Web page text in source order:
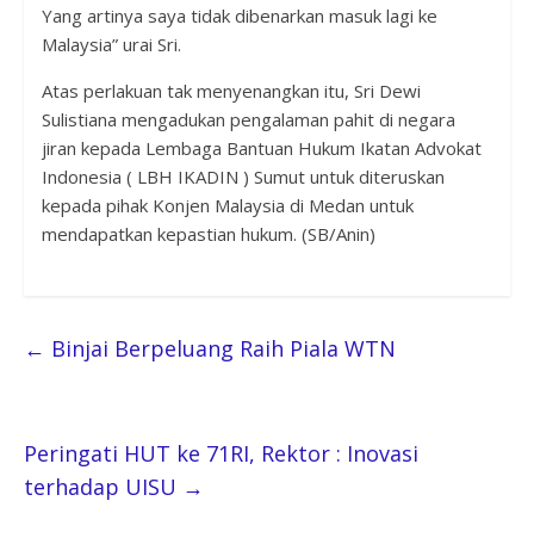
Yang artinya saya tidak dibenarkan masuk lagi ke
Malaysia” urai Sri.
Atas perlakuan tak menyenangkan itu, Sri Dewi
Sulistiana mengadukan pengalaman pahit di negara
jiran kepada Lembaga Bantuan Hukum Ikatan Advokat
Indonesia ( LBH IKADIN ) Sumut untuk diteruskan
kepada pihak Konjen Malaysia di Medan untuk
mendapatkan kepastian hukum. (SB/Anin)
← Binjai Berpeluang Raih Piala WTN
Peringati HUT ke 71RI, Rektor : Inovasi
terhadap UISU →